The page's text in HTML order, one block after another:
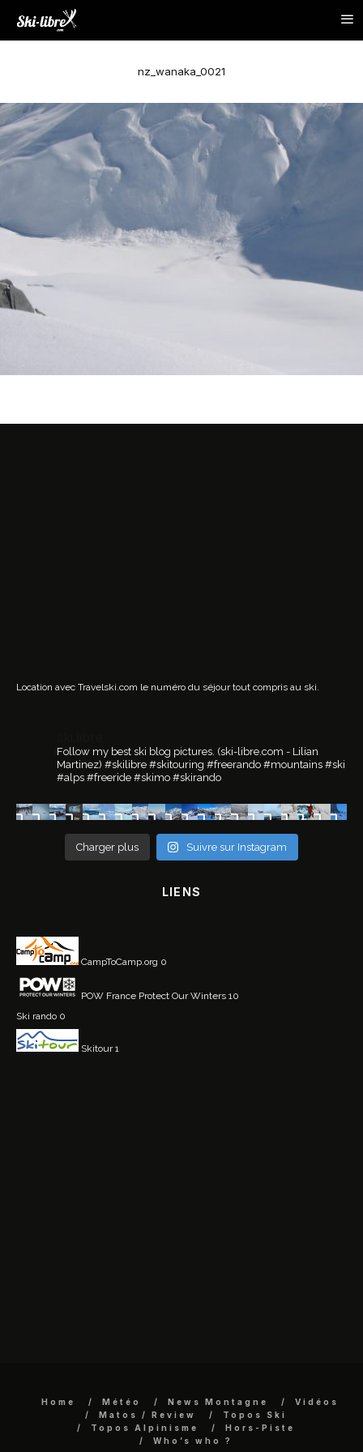
nz_wanaka_0021
Location avec Travelski.com le numéro du séjour tout compris au ski.
Follow my best ski blog pictures. (ski-libre.com - Lilian
Martinez) #skilibre #skitouring #freerando #mountains #ski
#alps #freeride #skimo #skirando
Charger plus Suivre sur Instagram
LIENS
CampToCamp.org 0
POW France Protect Our Winters 10
Ski rando 0
Skitour1
Home Météo News Montagne
Vidéos
Matos / Review
Topos Ski
Topos Alpinisme
Hors-Piste
Who’s who ?